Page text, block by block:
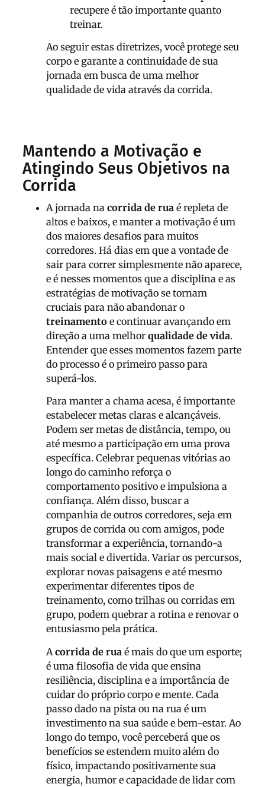
recupere é tão importante quanto
treinar.
Ao seguir estas diretrizes, você protege seu
corpo e garante a continuidade de sua
jornada em busca de uma melhor
qualidade de vida através da corrida.
Mantendo a Motivação e
Atingindo Seus Objetivos na
Corrida
A jornada na corrida de rua é repleta de
altos e baixos, e manter a motivação é um
dos maiores desafios para muitos
corredores. Há dias em que a vontade de
sair para correr simplesmente não aparece,
e é nesses momentos que a disciplina e as
estratégias de motivação se tornam
cruciais para não abandonar o
treinamento e continuar avançando em
direção a uma melhor qualidade de vida.
Entender que esses momentos fazem parte
do processo é o primeiro passo para
superá-los.
Para manter a chama acesa, é importante
estabelecer metas claras e alcançáveis.
Podem ser metas de distância, tempo, ou
até mesmo a participação em uma prova
específica. Celebrar pequenas vitórias ao
longo do caminho reforça o
comportamento positivo e impulsiona a
confiança. Além disso, buscar a
companhia de outros corredores, seja em
grupos de corrida ou com amigos, pode
transformar a experiência, tornando-a
mais social e divertida. Variar os percursos,
explorar novas paisagens e até mesmo
experimentar diferentes tipos de
treinamento, como trilhas ou corridas em
grupo, podem quebrar a rotina e renovar o
entusiasmo pela prática.
A corrida de rua é mais do que um esporte;
é uma filosofia de vida que ensina
resiliência, disciplina e a importância de
cuidar do próprio corpo e mente. Cada
passo dado na pista ou na rua é um
investimento na sua saúde e bem-estar. Ao
longo do tempo, você perceberá que os
benefícios se estendem muito além do
físico, impactando positivamente sua
energia, humor e capacidade de lidar com